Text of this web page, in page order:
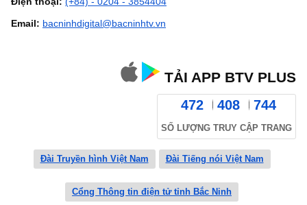
Email: bacninhdigital@bacninhtv.vn
TẢI APP BTV PLUS
472 408 744
SỐ LƯỢNG TRUY CẬP TRANG
Đài Truyền hình Việt Nam Đài Tiếng nói Việt Nam
Cổng Thông tin điện tử tỉnh Bắc Ninh